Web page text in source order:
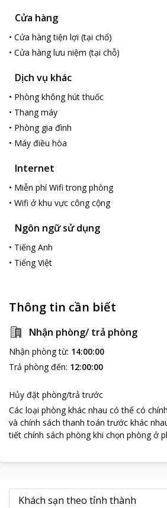
Cửa hàng
• Cửa hàng tiện lợi (tại chổ)
• Cửa hàng lưu niệm (tại chỗ)
Dịch vụ khác
• Phòng không hút thuốc
• Thang máy
• Phòng gia đình
• Máy điều hòa
Internet
• Miễn phí Wifi trong phòng
• Wifi ở khu vực công cộng
Ngôn ngữ sử dụng
• Tiếng Anh
• Tiếng Việt
Thông tin cần biết
Nhận phòng/ trả phòng
Nhận phòng từ: 14:00:00
Trả phòng đến: 12:00:00
Hủy đặt phòng/trả trước
Các loại phòng khác nhau có thể có
và chính sách thanh toán trước khác
tiết chính sách phòng khi chọn phòng ở